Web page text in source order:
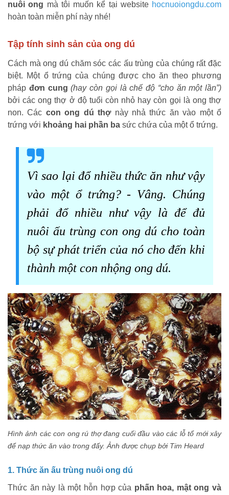
nuôi ong mà tôi muốn kể tại website hocnuoiongdu.com
hoàn toàn miễn phí này nhé!
Tập tính sinh sản của ong dú
Cách mà ong dú chăm sóc các ấu trùng của chúng rất đặc
biệt. Một ổ trứng của chúng được cho ăn theo phương
pháp đơn cung (hay còn gọi là chế độ “cho ăn một lần”)
bởi các ong thợ ở độ tuổi còn nhỏ hay còn gọi là ong thợ
non. Các con ong dú thợnày nhả thức ăn vào một ổ
trứng với khoảng hai phần ba sức chứa của một ổ trứng.
Vì sao lại đổ nhiều thức ăn như vậy
vào một ổ trứng? - Vâng. Chúng
phải đổ nhiều như vậy là để đủ
nuôi ấu trùng con ong dú cho toàn
bộ sự phát triển của nó cho đến khi
thành một con nhộng ong dú.
Hình ảnh các con ong rú thợ đang cuối đầu vào các lỗ tổ mới xây
để nạp thức ăn vào trong đấy. Ảnh được chụp bởi Tim Heard
1. Thức ăn ấu trùng nuôi ong dú
Thức ăn này là một hỗn hợp của phấn hoa, mật ong và